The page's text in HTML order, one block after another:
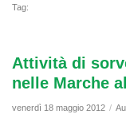
Tag:
Attività di
nelle Marche
venerdì 18 maggio 2012 /